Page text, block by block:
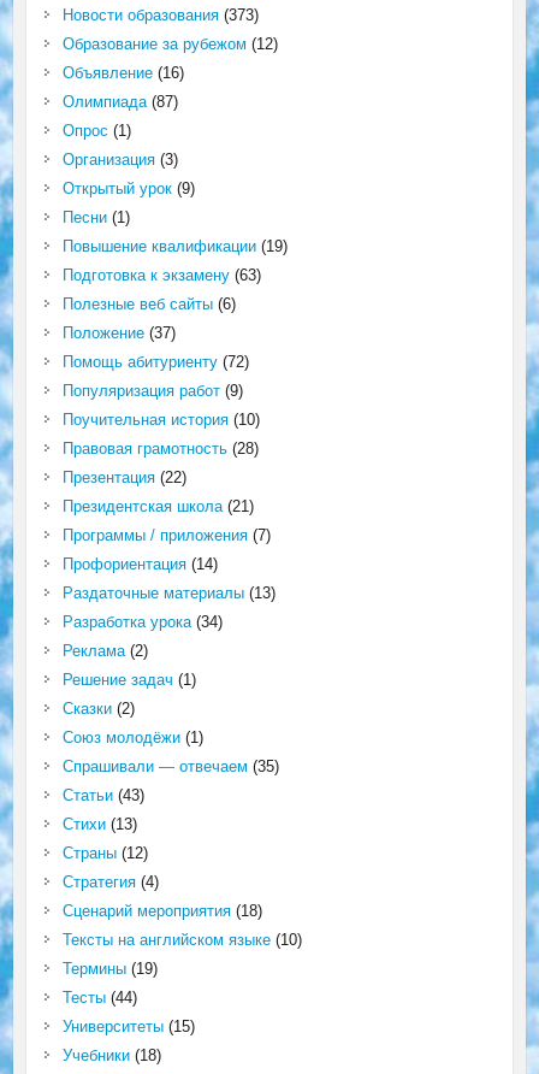
Новости образования(373)
Образование за рубежом (12)
Объявление(16)
Олимпиада(87)
Опрос (1)
Организация(3)
Открытый урок(9)
Песни(1)
Повышение квалификации(19)
Подготовка к экзамену(63)
Полезные веб сайты(6)
Положение(37)
Помощь абитуриенту(72)
Популяризация работ(9)
Поучительная история(10)
Правовая грамотность(28)
Презентация(22)
Президентская школа(21)
Программы / приложения(7)
Профориентация(14)
Раздаточные материалы(13)
Разработка урока(34)
Реклама(2)
Решение задач (1)
Сказки(2)
Союз молодёжи(1)
Спрашивали — отвечаем (35)
Статьи(43)
Стихи(13)
Страны(12)
Стратегия(4)
Сценарий мероприятия(18)
Тексты на английском языке(10)
Термины(19)
Тесты(44)
Университеты(15)
Учебники(18)